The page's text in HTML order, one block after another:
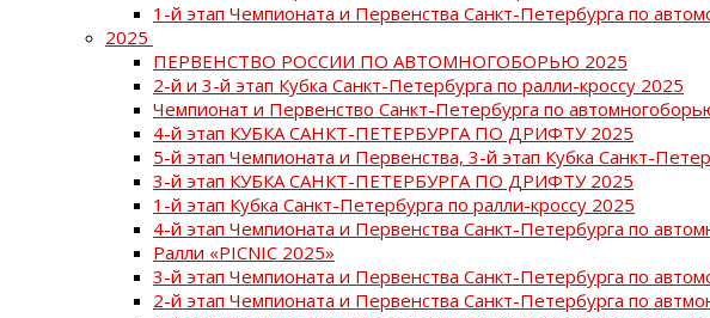
1-й этап Чемпионата и Первенства Санкт-Петербурга по
2025
ПЕРВЕНСТВО РОССИИ ПО АВТОМНОГОБОРЬЮ 2025
2-й и 3-й этап Кубка Санкт-Петербурга по ралли-кроссу 2025
Чемпионат и Первенство Санкт-Петербурга по
4-й этап КУБКА САНКТ-ПЕТЕРБУРГА ПО ДРИФТУ 2025
5-й этап Чемпионата и Первенства, 3-й этап Кубка Санкт-
3-й этап КУБКА САНКТ-ПЕТЕРБУРГА ПО ДРИФТУ 2025
1-й этап Кубка Санкт-Петербурга по ралли-кроссу 2025
4-й этап Чемпионата и Первенства Санкт-Петербурга по
Ралли «PICNIC 2025»
3-й этап Чемпионата и Первенства Санкт-Петербурга по
2-й этап Чемпионата и Первенства Санкт-Петербурга по